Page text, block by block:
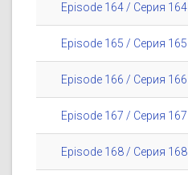
Episode 164 / Серия 164
Episode 165 / Серия 165
Episode 166 / Серия 166
Episode 167 / Серия 167
Episode 168 / Серия 168